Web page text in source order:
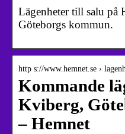
Lägenheter till salu på
Göteborgs kommun.
http s://www.hemnet.se ›
Kommande
Kviberg,
– Hemnet